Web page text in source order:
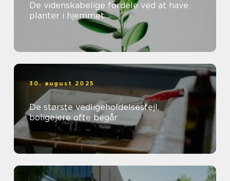
De videnskabelige fordele ved at have
planter i hjemmet
30. august 2025
De største vedligeholdelsesfejl,
boligejere ofte begår